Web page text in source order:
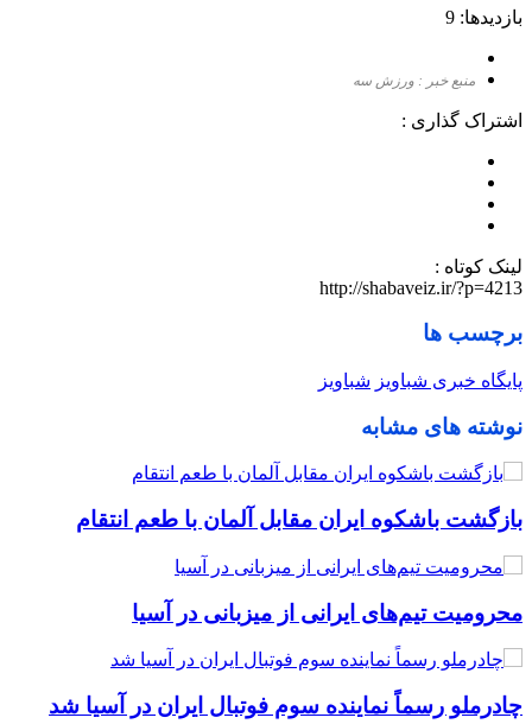
بازدیدها: 9
منبع خبر : ورزش سه
اشتراک گذاری :
لینک کوتاه :
http://shabaveiz.ir/?p=4213
برچسب ها
پایگاه خبری شباویز شباویز
نوشته های مشابه
بازگشت باشکوه ایران مقابل آلمان با طعم انتقام
محرومیت تیم‌های ایرانی از میزبانی در آسیا
چادرملو رسماً نماینده سوم فوتبال ایران در آسیا شد